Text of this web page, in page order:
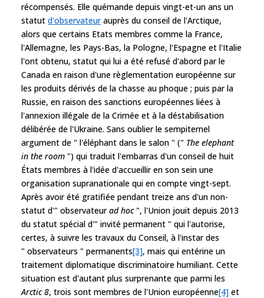
récompensés. Elle quémande depuis vingt-et-un ans un
statut d'observateurauprès du conseil de l'Arctique,
alors que certains Etats membres comme la France,
l'Allemagne, les Pays-Bas, la Pologne, l'Espagne et l'Italie
l'ont obtenu, statut qui lui a été refusé d'abord par le
Canada en raison d'une règlementation européenne sur
les produits dérivés de la chasse au phoque ; puis par la
Russie, en raison des sanctions européennes liées à
l'annexion illégale de la Crimée et à la déstabilisation
délibérée de l'Ukraine. Sans oublier le sempiternel
argument de " l'éléphant dans le salon " (" The elephant
in the room ") qui traduit l'embarras d'un conseil de huit
États membres à l'idée d'accueillir en son sein une
organisation supranationale qui en compte vingt-sept.
Après avoir été gratifiée pendant treize ans d'un non-
statut d'" observateurad hoc ", l'Union jouit depuis 2013
du statut spécial d'" invité permanent " qui l'autorise,
certes, à suivre les travaux du Conseil, à l'instar des
" observateurs " permanents[3], mais qui entérine un
traitement diplomatique discriminatoire humiliant. Cette
situation est d'autant plus surprenante que parmi les
Arctic 8, trois sont membres de l'Union européenne[4] et